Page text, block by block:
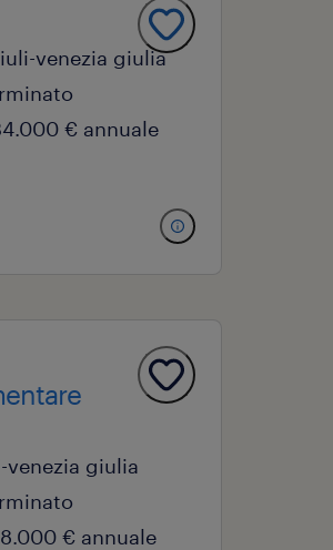
venezia giulia
€ annuale
giulia
€ annuale